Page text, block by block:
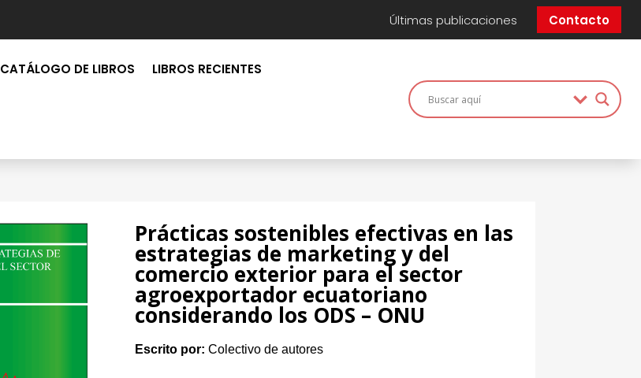
Últimas publicaciones Contacto
CATÁLOGO DE LIBROS LIBROS RECIENTES
Prácticas sostenibles efectivas en las
estrategias de marketing y del
comercio exterior para el sector
agroexportador ecuatoriano
considerando los ODS – ONU
Escrito por: Colectivo de autores